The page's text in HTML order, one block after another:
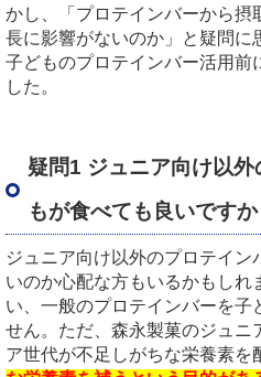
かし、「プロテインバーから摂
長に影響がないのか」と疑問に
子どものプロテインバー活用前
した。
疑問1 ジュニア向け以
もが食べても良いですか
ジュニア向け以外のプロテイン
いのか心配な方もいるかもしれ
い、一般のプロテインバーを子
せん。ただ、森永製菓のジュニ
ア世代が不足しがちな栄養素を